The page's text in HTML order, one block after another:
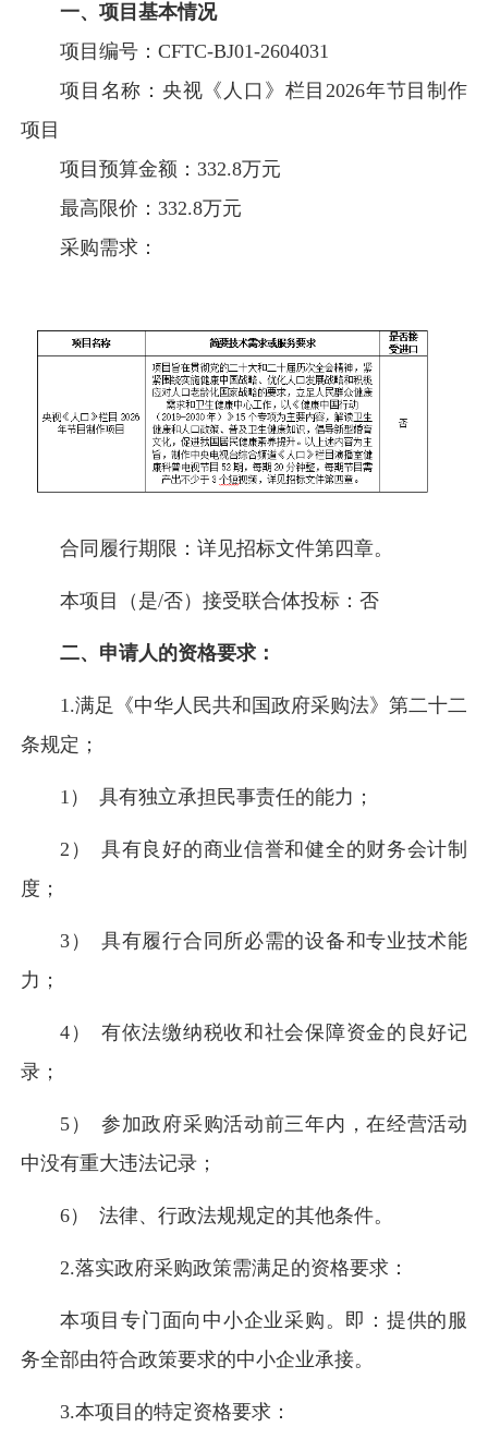
一、项目基本情况
项目编号：CFTC-BJ01-2604031
项目名称：央视《人口》栏目2026年节目制作
项目
项目预算金额：332.8万元
最高限价：332.8万元
采购需求：
合同履行期限：详见招标文件第四章。
本项目（是/否）接受联合体投标：否
二、申请人的资格要求：
1.满足《中华人民共和国政府采购法》第二十二
条规定；
1） 具有独立承担民事责任的能力；
2） 具有良好的商业信誉和健全的财务会计制
度；
3） 具有履行合同所必需的设备和专业技术能
力；
4） 有依法缴纳税收和社会保障资金的良好记
录；
5） 参加政府采购活动前三年内，在经营活动
中没有重大违法记录；
6） 法律、行政法规规定的其他条件。
2.落实政府采购政策需满足的资格要求：
本项目专门面向中小企业采购。即：提供的服
务全部由符合政策要求的中小企业承接。
3.本项目的特定资格要求：